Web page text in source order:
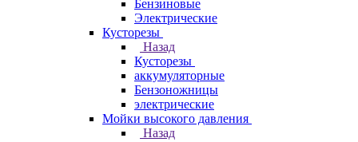
Бензиновые
Электрические
Кусторезы
Назад
Кусторезы
аккумуляторные
Бензоножницы
электрические
Мойки высокого давления
Назад